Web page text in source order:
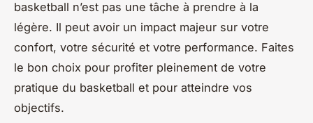
basketball n’est pas une tâche à prendre à la
légère. Il peut avoir un impact majeur sur votre
confort, votre sécurité et votre performance. Faites
le bon choix pour profiter pleinement de votre
pratique du basketball et pour atteindre vos
objectifs.